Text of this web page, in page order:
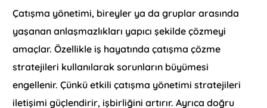
Çatışma yönetimi, bireyler ya da gruplar arasında
yaşanan anlaşmazlıkları yapıcı şekilde çözmeyi
amaçlar. Özellikle iş hayatında çatışma çözme
stratejileri kullanılarak sorunların büyümesi
engellenir. Çünkü etkili çatışma yönetimi stratejileri
iletişimi güçlendirir, işbirliğini artırır. Ayrıca doğru